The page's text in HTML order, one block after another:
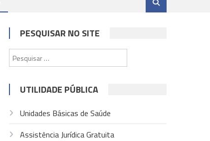
PESQUISAR NO SITE
por:
UTILIDADE PÚBLICA
Unidades Básicas de Saúde
Assistência Jurídica Gratuita